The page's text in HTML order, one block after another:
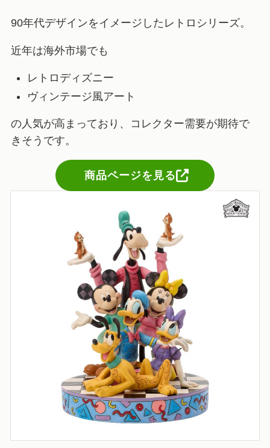
90年代デザインをイメージしたレトロシリーズ。
近年は海外市場でも
レトロディズニー
ヴィンテージ風アート
の人気が高まっており、コレクター需要が期待で
きそうです。
商品ページを見る